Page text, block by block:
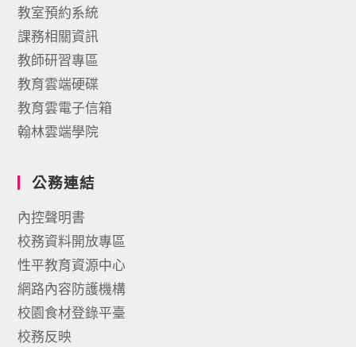
教室預約系統
課務相關資訊
教師研習專區
教育雲端硬碟
教育雲電子信箱
翰林雲端學院
公務連結
內控聲明書
校務資料開放專區
性平教育資源中心
網路內容防護機構
校園食材登錄平臺
校務反映